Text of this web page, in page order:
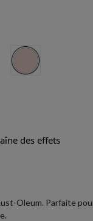
des effets
Oleum. Parfaite